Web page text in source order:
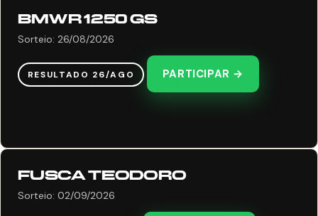
BMW R 1250 GS
Sorteio: 26/08/2026
RESULTADO 26/AGO PARTICIPAR →
FUSCA TEODORO
Sorteio: 02/09/2026